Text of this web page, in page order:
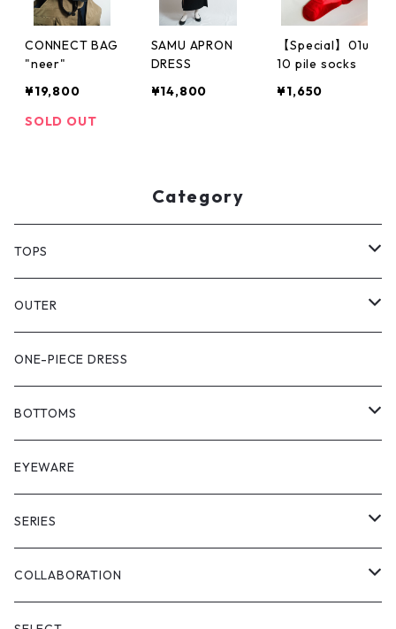
CONNECT BAG
"neer"
¥19,800
SOLD OUT
SAMU APRON
DRESS
¥14,800
【Special】01u
10 pile socks
¥1,650
Category
TOPS
PULL OVER
SHIRT
VEST
OUTER
VEST
JACKET
COAT
PULL OVER
ONE-PIECE DRESS
BOTTOMS
SHORT LENGS
FULL LENGS
SKIRT
EYEWARE
SERIES
"matoi"
"enkan"
COLLABORATION